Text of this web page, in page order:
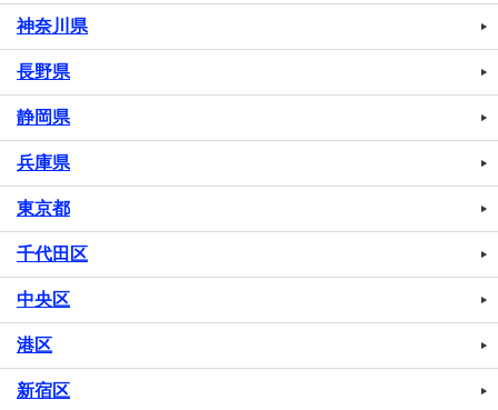
神奈川県
長野県
静岡県
兵庫県
東京都
千代田区
中央区
港区
新宿区